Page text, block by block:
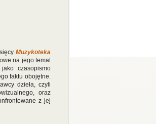
Muzykoteka
na jego temat
czasopismo
faktu obojętne.
dzieła, czyli
oraz
z jej